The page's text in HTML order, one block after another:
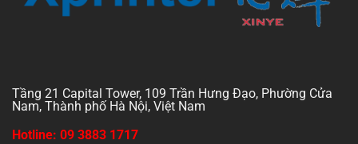
Tầng 21 Capital Tower, 109 Trần Hưng Đạo, Phường Cửa
Nam, Thành phố Hà Nội, Việt Nam
Hotline: 09 3883 1717